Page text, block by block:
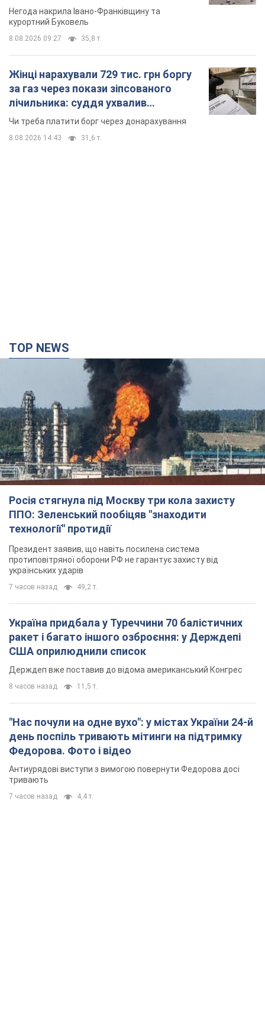
Відео
Негода накрила Івано-Франківщину та
курортний Буковель
8.08.2026 09:27 35,8 т.
Жінці нарахували 729 тис. грн боргу
за газ через покази зіпсованого
лічильника: суддя ухвалив
неочікуване рішення
Чи треба платити борг через донарахування
8.08.2026 14:43 31,6 т.
TOP NEWS
Росія стягнула під Москву три кола захисту
ППО: Зеленський пообіцяв "знаходити
технології" протидії
Президент заявив, що навіть посилена система
протиповітряної оборони РФ не гарантує захисту від
українських ударів
7 часов назад 49,2 т.
Україна придбала у Туреччини 70 балістичних
ракет і багато іншого озброєння: у Держдепі
США оприлюднили список
Держдеп вже поставив до відома американський Конгрес
8 часов назад 11,5 т.
"Нас почули на одне вухо": у містах України 24-й
день поспіль тривають мітинги на підтримку
Федорова. Фото і відео
Антиурядові виступи з вимогою повернути Федорова досі
тривають
7 часов назад 4,4 т.